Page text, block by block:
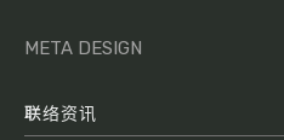
META DESIGN
联络资讯